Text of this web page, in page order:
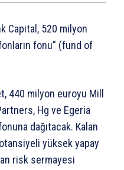
Capital, 520 milyon
fonu” (fund of
440 milyon euroyu Mill
Hg ve Egeria
dağıtacak. Kalan
yüksek yapay
risk sermayesi